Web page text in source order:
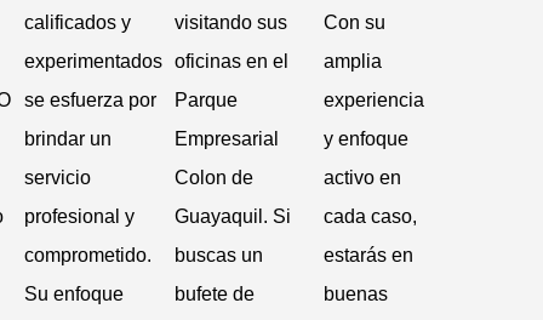
calificados y
experimentados
se esfuerza por
brindar un
servicio
profesional y
comprometido.
Su enfoque
visitando sus
oficinas en el
Parque
Empresarial
Colon de
Guayaquil. Si
buscas un
bufete de
Con su
amplia
experiencia
y enfoque
activo en
cada caso,
estarás en
buenas